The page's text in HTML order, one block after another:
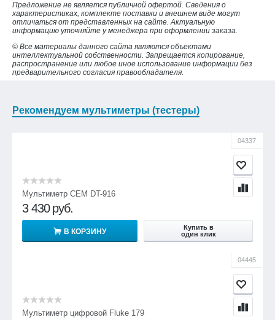
Предложение не является публичной офертой. Сведения о
характеристиках, комплекте поставки и внешнем виде могут
отличаться от представленных на сайте. Актуальную
информацию уточняйте у менеджера при оформлении заказа.
© Все материалы данного сайта являются объектами
интеллектуальной собственности. Запрещается копирование,
распространение или любое иное использование информации без
предварительного согласия правообладателя.
Рекомендуем мультиметры (тестеры)
04337
Мультиметр CEM DT-916
3 430 руб.
В КОРЗИНУ
Купить в
один клик
04445
Мультиметр цифровой Fluke 179